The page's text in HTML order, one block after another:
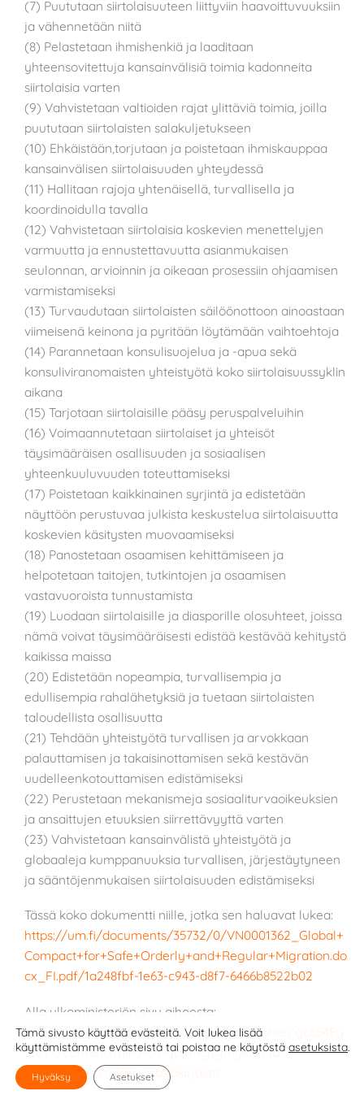
(7) Puututaan siirtolaisuuteen liittyviin haavoittuvuuksiin
ja vähennetään niitä
(8) Pelastetaan ihmishenkiä ja laaditaan
yhteensovitettuja kansainvälisiä toimia kadonneita
siirtolaisia varten
(9) Vahvistetaan valtioiden rajat ylittäviä toimia, joilla
puututaan siirtolaisten salakuljetukseen
(10) Ehkäistään,torjutaan ja poistetaan ihmiskauppaa
kansainvälisen siirtolaisuuden yhteydessä
(11) Hallitaan rajoja yhtenäisellä, turvallisella ja
koordinoidulla tavalla
(12) Vahvistetaan siirtolaisia koskevien menettelyjen
varmuutta ja ennustettavuutta asianmukaisen
seulonnan, arvioinnin ja oikeaan prosessiin ohjaamisen
varmistamiseksi
(13) Turvaudutaan siirtolaisten säilöönottoon ainoastaan
viimeisenä keinona ja pyritään löytämään vaihtoehtoja
(14) Parannetaan konsulisuojelua ja -apua sekä
konsuliviranomaisten yhteistyötä koko siirtolaisuussyklin
aikana
(15) Tarjotaan siirtolaisille pääsy peruspalveluihin
(16) Voimaannutetaan siirtolaiset ja yhteisöt
täysimääräisen osallisuuden ja sosiaalisen
yhteenkuuluvuuden toteuttamiseksi
(17) Poistetaan kaikkinainen syrjintä ja edistetään
näyttöön perustuvaa julkista keskustelua siirtolaisuutta
koskevien käsitysten muovaamiseksi
(18) Panostetaan osaamisen kehittämiseen ja
helpotetaan taitojen, tutkintojen ja osaamisen
vastavuoroista tunnustamista
(19) Luodaan siirtolaisille ja diasporille olosuhteet, joissa
nämä voivat täysimääräisesti edistää kestävää kehitystä
kaikissa maissa
(20) Edistetään nopeampia, turvallisempia ja
edullisempia rahalähetyksiä ja tuetaan siirtolaisten
taloudellista osallisuutta
(21) Tehdään yhteistyötä turvallisen ja arvokkaan
palauttamisen ja takaisinottamisen sekä kestävän
uudelleenkotouttamisen edistämiseksi
(22) Perustetaan mekanismeja sosiaaliturvaoikeuksien
ja ansaittujen etuuksien siirrettävyyttä varten
(23) Vahvistetaan kansainvälistä yhteistyötä ja
globaaleja kumppanuuksia turvallisen, järjestäytyneen
ja sääntöjenmukaisen siirtolaisuuden edistämiseksi
Tässä koko dokumentti niille, jotka sen haluavat lukea:
https://um.fi/documents/35732/0/VN0001362_Global+
Compact+for+Safe+Orderly+and+Regular+Migration.do
cx_FI.pdf/1a248fbf-1e63-c943-d8f7-6466b8522b02
Alla ulkoministeriön sivu aiheesta:
https://um.fi/ajankohtaista/-/asset_publisher/gc654Py
SnjTX/content/mika-on-gcm-kysymyksia-ja-
vastauksia-siirtolaisuusasiakirjasta
Tämä sivusto käyttää evästeitä. Voit lukea lisää
käyttämistämme evästeistä tai poistaa ne käytöstä asetuksista.
Hyväksy Asetukset